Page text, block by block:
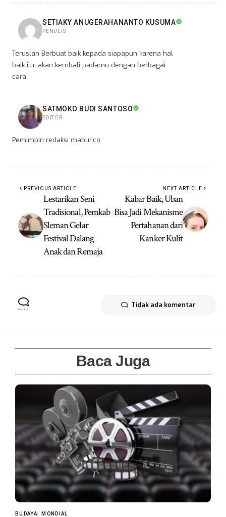
SETIAKY ANUGERAHANANTO KUSUMA
PENULIS
Teruslah Berbuat baik kepada siapapun karena hal
baik itu, akan kembali padamu dengan berbagai
cara
SATMOKO BUDI SANTOSO
EDITOR
Pemimpin redaksi mabur.co
PREVIOUS ARTICLE
Lestarikan Seni
Tradisional, Pemkab
Sleman Gelar
Festival Dalang
Anak dan Remaja
NEXT ARTICLE
Kabar Baik, Uban
Bisa Jadi Mekanisme
Pertahanan dari
Kanker Kulit
Tidak ada komentar
Baca Juga
BUDAYA MONDIAL